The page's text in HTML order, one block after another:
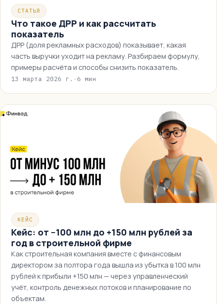
СТАТЬЯ
Что такое ДРР и как рассчитать
показатель
ДРР (доля рекламных расходов) показывает, какая
часть выручки уходит на рекламу. Разбираем формулу,
примеры расчёта и способы снизить показатель.
13 марта 2026 г. · 6 мин
КЕЙС
Кейс: от −100 млн до +150 млн рублей за
год в строительной фирме
Как строительная компания вместе с финансовым
директором за полтора года вышла из убытка в 100 млн
рублей к прибыли +150 млн — через управленческий
учёт, контроль денежных потоков и планирование по
объектам.